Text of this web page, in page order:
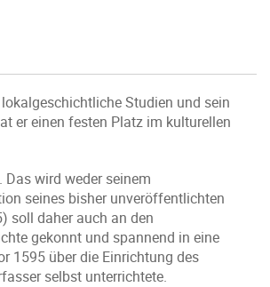
Studien und sein
er einen festen Platz im kulturellen
wird weder seinem
seines bisher unveröffentlichten
soll daher auch an den
gekonnt und spannend in eine
1595 über die Einrichtung des
selbst unterrichtete.